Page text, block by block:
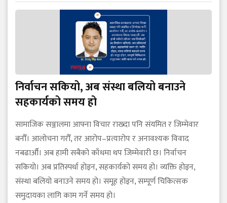
निर्वाचन सकियो, अब संस्था बलियो बनाउने
सहकार्यको समय हो
सामाजिक सञ्जालमा आफ्ना विचार राख्दा पनि संयमित र जिम्मेवार
बनौँ। आलोचना गरौँ, तर आरोप–प्रत्यारोप र अनावश्यक विवाद
नबढाऔँ। अब हामी सबैको काँधमा थप जिम्मेवारी छ। निर्वाचन
सकियो। अब प्रतिस्पर्धा होइन, सहकार्यको समय हो। व्यक्ति होइन,
संस्था बलियो बनाउने समय हो। समूह होइन, सम्पूर्ण चिकित्सक
समुदायका लागि काम गर्ने समय हो।